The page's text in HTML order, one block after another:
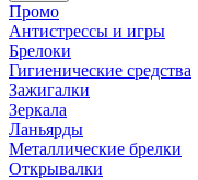
Промо
Антистрессы и игры
Брелоки
Гигиенические средства
Зажигалки
Зеркала
Ланьярды
Металлические брелки
Открывалки